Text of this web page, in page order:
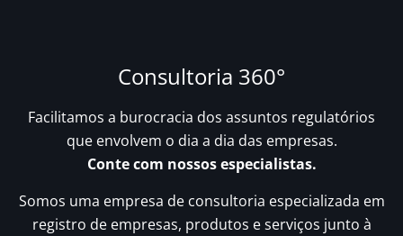
Consultoria 360°
Facilitamos a burocracia dos assuntos regulatórios
que envolvem o dia a dia das empresas.
Conte com nossos especialistas.
Somos uma empresa de consultoria especializada em
registro de empresas, produtos e serviços junto à